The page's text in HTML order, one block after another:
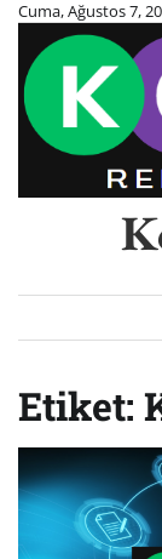
Skip
content
Cuma, Ağustos 7,
Etiket: